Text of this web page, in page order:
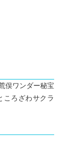
俣ワンダー秘宝
ころざわサクラ